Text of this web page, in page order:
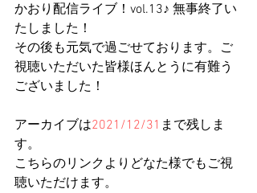
かおり配信ライブ！vol.13♪ 無事終了い
たしました！
その後も元気で過ごせております。ご
視聴いただいた皆様ほんとうに有難う
ございました！
アーカイブは2021/12/31 まで残しま
す。
こちらのリンクよりどなた様でもご視
聴いただけます。